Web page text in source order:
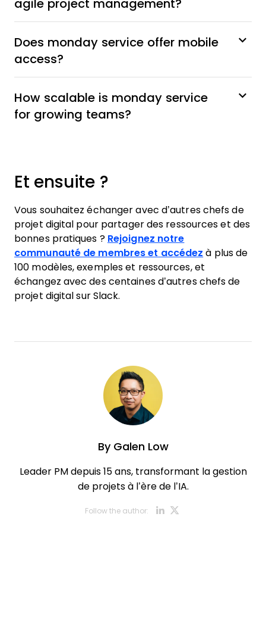
agile project management?
Does monday service offer mobile
access?
How scalable is monday service
for growing teams?
Et ensuite ?
Vous souhaitez échanger avec d’autres chefs de
projet digital pour partager des ressources et des
bonnes pratiques ? Rejoignez notre
communauté de membres et accédez à plus de
100 modèles, exemples et ressources, et
échangez avec des centaines d’autres chefs de
projet digital sur Slack.
ByGalen Low
Leader PM depuis 15 ans, transformant la gestion
de projets à l’ère de l’IA.
Follow the author: Opens new